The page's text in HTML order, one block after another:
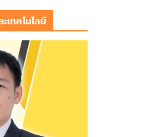
ทคโนโลยี